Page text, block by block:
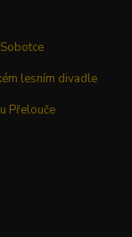
lesním divadle
Přelouče